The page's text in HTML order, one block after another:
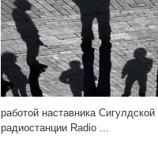
работой наставника
радиостанции Radio ...